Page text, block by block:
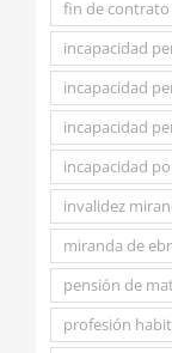
fin de contrato
incapacidad
incapacidad
incapacidad
incapacidad
invalidez
miranda de
pensión de
profesión